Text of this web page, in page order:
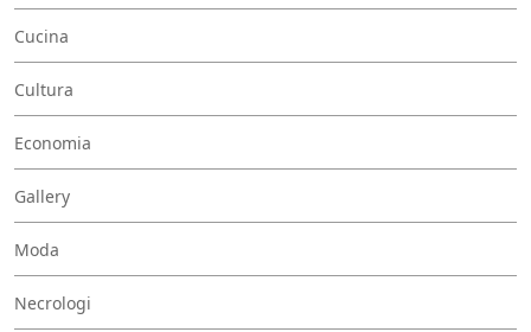
Cucina
Cultura
Economia
Gallery
Moda
Necrologi